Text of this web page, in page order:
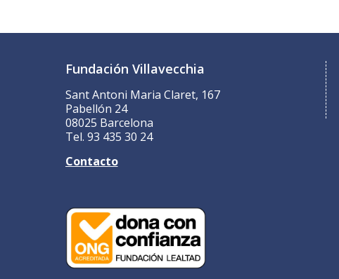
Fundación Villavecchia
Sant Antoni Maria Claret, 167
Pabellón 24
08025 Barcelona
Tel. 93 435 30 24
Contacto